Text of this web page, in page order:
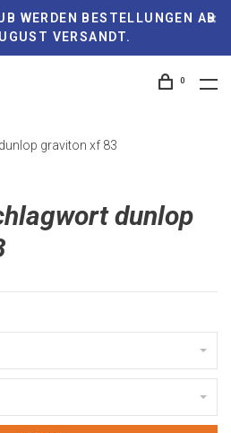
WERDEN BESTELLUNGEN AB
VERSANDT.
0
dunlop graviton xf 83
dunlop